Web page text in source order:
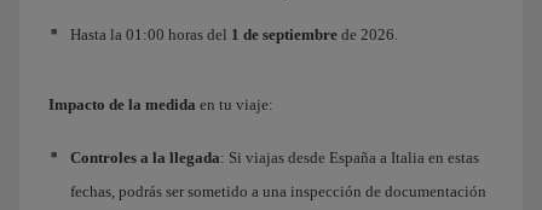
Hasta la 01:00 horas del 1 de septiembre de 2026.
Impacto de la medida en tu viaje:
Controles a la llegada: Si viajas desde España a Italia en estas
fechas, podrás ser sometido a una inspección de documentación